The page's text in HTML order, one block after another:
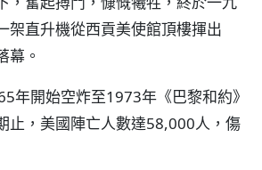
架直升機從西貢美使館頂樓揮出
幕。
年開始空炸至1973年《巴黎和約》
止，美國陣亡人數達58,000人，傷